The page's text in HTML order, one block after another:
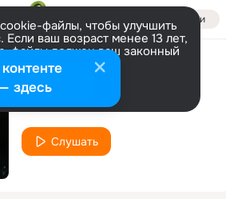
Войти
файлы, чтобы улучшить
Если ваш возраст менее 13 лет,
файлы должен ваш законный
Больше информации
Настроить
That One Memory
4lienetic
Слушать
здесь